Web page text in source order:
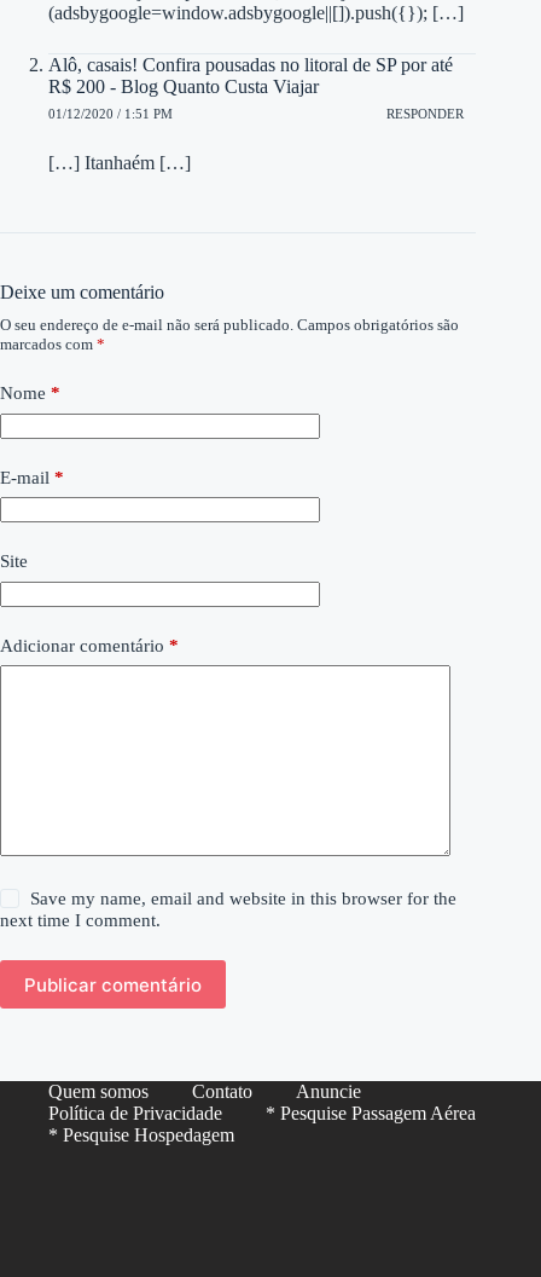
(adsbygoogle=window.adsbygoogle||[]).push({}); […]
Alô, casais! Confira pousadas no litoral de SP por até
R$ 200 - Blog Quanto Custa Viajar
01/12/2020 / 1:51 PM RESPONDER
[…] Itanhaém […]
Deixe um comentário
O seu endereço de e-mail não será publicado. Campos obrigatórios são
marcados com *
Nome *
E-mail *
Site
Adicionar comentário *
Save my name, email and website in this browser for the
next time I comment.
Publicar comentário
Quem somos Contato
Anuncie
Política de Privacidade
* Pesquise Passagem Aérea
* Pesquise Hospedagem